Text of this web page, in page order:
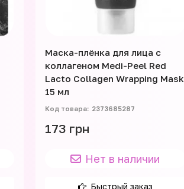
Маска-плёнка для лица с
коллагеном Medi-Peel Red
Lacto Collagen Wrapping Mask
15 мл
2373685287
173 грн
Нет в наличии
Быстрый заказ